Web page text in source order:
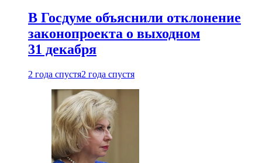
В Госдуме объяснили отклонение
законопроекта о выходном
31 декабря
2 года спустя2 года спустя